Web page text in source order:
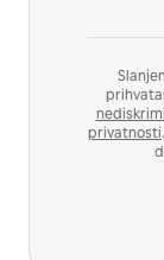
privatnosti